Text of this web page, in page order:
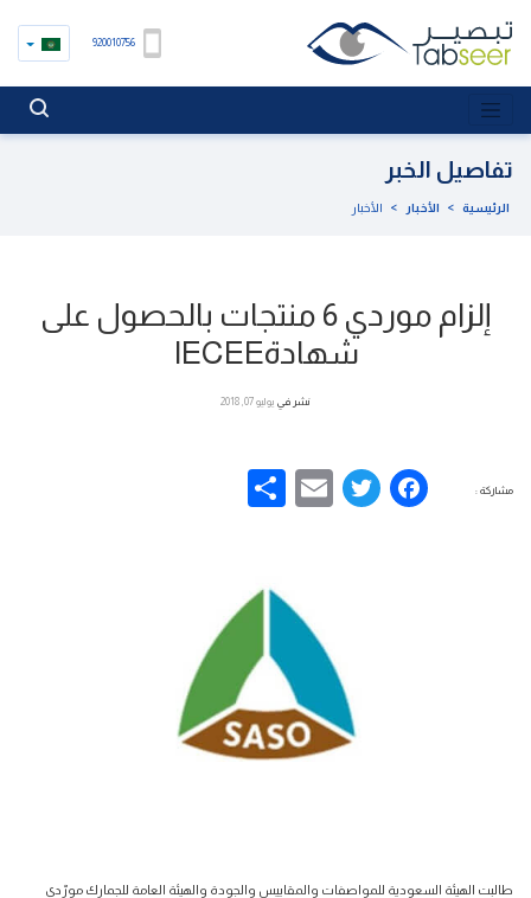
920010756
تفاصيل الخبر
الرئيسية > الأخبار > الأخبار
إلزام موردي 6 منتجات بالحصول على
شهادةIECEE
نشر في يوليو 07, 2018
مشاركة : Facebook
Twitter
Email
Share
طالبت الهيئة السعودية للمواصفات والمقاييس والجودة والهيئة العامة للجمارك مورّدي